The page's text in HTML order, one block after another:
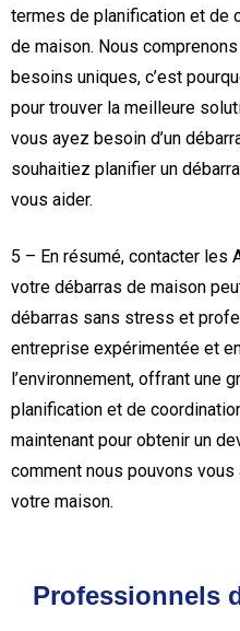
termes de planification et de
de maison. Nous
besoins uniques, c’est
pour trouver la meilleure
vous ayez besoin d’un
souhaitiez planifier un
vous aider.
5 – En résumé, contacter les
votre débarras de maison
débarras sans stress et
entreprise expérimentée et
l’environnement, offrant une
planification et de
maintenant pour obtenir un
comment nous pouvons vous
votre maison.
Professionnels